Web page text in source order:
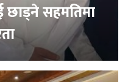
छाड्ने सहमतिमा